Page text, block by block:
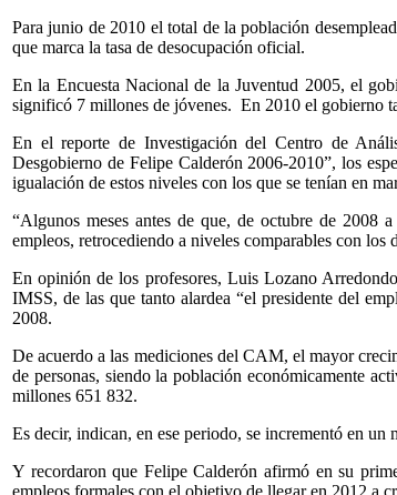
Para junio de 2010 el total de la población
que marca la tasa de desocupación oficial.
En la Encuesta Nacional de la Juventud 2005, el
significó 7 millones de jóvenes. En 2010 el gobierno
En el reporte de Investigación del Centro de
Desgobierno de Felipe Calderón 2006-2010”, los
igualación de estos niveles con los que se tenían en
“Algunos meses antes de que, de octubre de 2008
empleos, retrocediendo a niveles comparables con
En opinión de los profesores, Luis Lozano
IMSS, de las que tanto alardea “el presidente del
2008.
De acuerdo a las mediciones del CAM, el mayor
de personas, siendo la población económicamente
millones 651 832.
Es decir, indican, en ese periodo, se incrementó en
Y recordaron que Felipe Calderón afirmó en su
empleos formales con el objetivo de llegar en 2012 a